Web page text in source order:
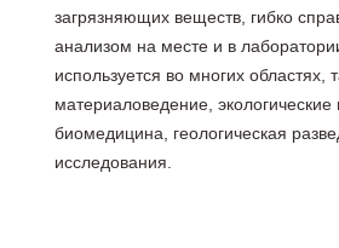
загрязняющих веществ, гибко
анализом на месте и в
используется во многих областях,
материаловедение, экологические
биомедицина, геологическая
исследования.